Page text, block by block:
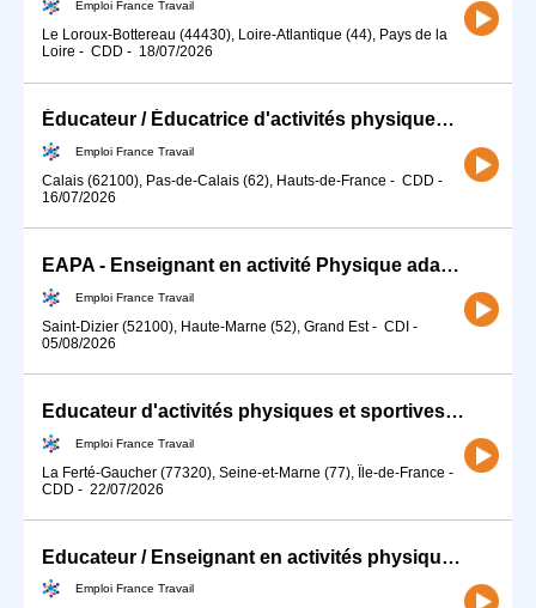
Emploi France Travail
Le Loroux-Bottereau (44430), Loire-Atlantique (44), Pays de la
Loire - CDD - 18/07/2026
Éducateur / Éducatrice d'activités physiques Adaptées (H/F)
Emploi France Travail
Calais (62100), Pas-de-Calais (62), Hauts-de-France - CDD -
16/07/2026
EAPA - Enseignant en activité Physique adapté (H/F)
Emploi France Travail
Saint-Dizier (52100), Haute-Marne (52), Grand Est- CDI -
05/08/2026
Educateur d'activités physiques et sportives (APS) H/F
Emploi France Travail
La Ferté-Gaucher (77320), Seine-et-Marne (77), Île-de-France -
CDD - 22/07/2026
Educateur / Enseignant en activités physiques adaptées (H/F)
Emploi France Travail